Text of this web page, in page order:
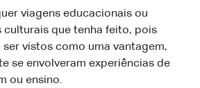
viagens educacionais ou
culturais que tenha feito, pois
vistos como uma vantagem,
se envolveram experiências de
ou ensino.